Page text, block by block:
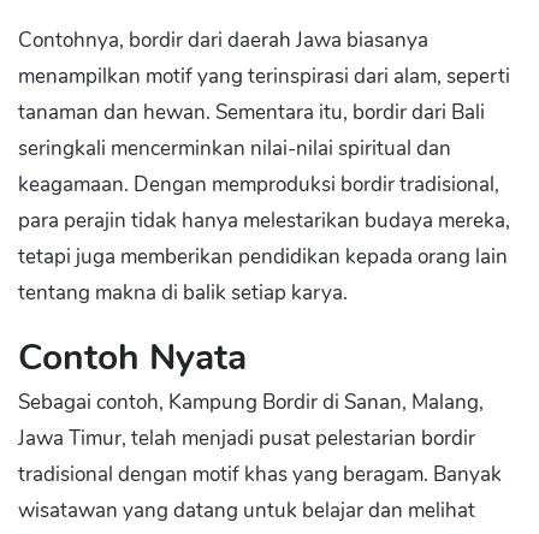
Contohnya, bordir dari daerah Jawa biasanya
menampilkan motif yang terinspirasi dari alam, seperti
tanaman dan hewan. Sementara itu, bordir dari Bali
seringkali mencerminkan nilai-nilai spiritual dan
keagamaan. Dengan memproduksi bordir tradisional,
para perajin tidak hanya melestarikan budaya mereka,
tetapi juga memberikan pendidikan kepada orang lain
tentang makna di balik setiap karya.
Contoh Nyata
Sebagai contoh, Kampung Bordir di Sanan, Malang,
Jawa Timur, telah menjadi pusat pelestarian bordir
tradisional dengan motif khas yang beragam. Banyak
wisatawan yang datang untuk belajar dan melihat